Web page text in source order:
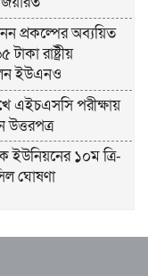
প্রকল্পের অব্যয়িত
রাষ্ট্রীয়
ইউএনও
এইচএসসি পরীক্ষায়
ইউনিয়নের ১০ম ত্রি-
ঘোষণা